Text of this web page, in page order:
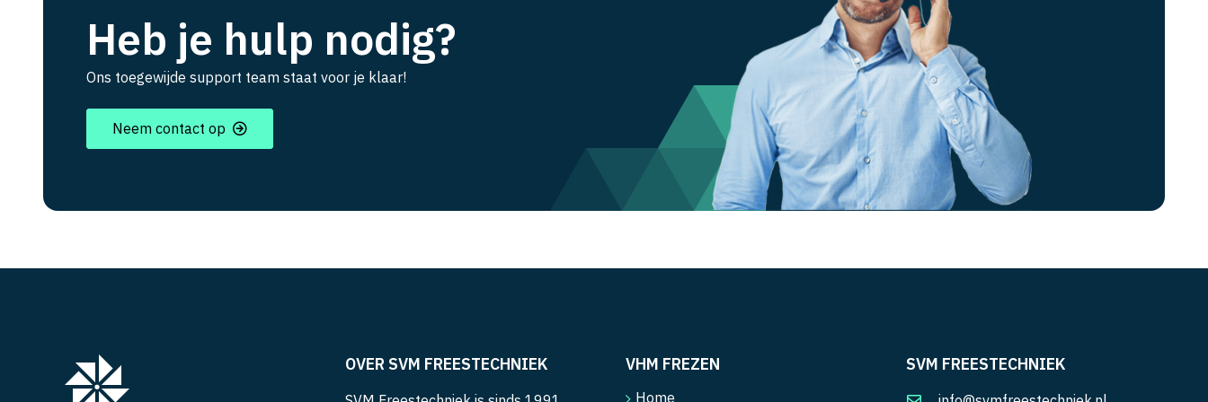
Heb je hulp nodig?
Ons toegewijde support team staat voor je klaar!
Neem contact op
OVER SVM FREESTECHNIEK VHM FREZEN
Home
SVM FREESTECHNIEK